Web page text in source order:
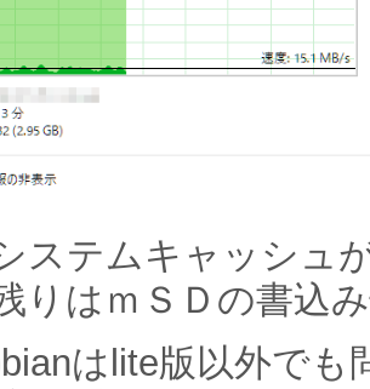
ステムキャッシュ
りはｍＳＤの書込
はlite版以外で